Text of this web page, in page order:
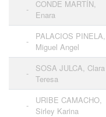
-
CONDE MARTÍN,
Enara
-
PALACIOS PINELA,
Miguel Angel
-
SOSA JULCA, Clara
Teresa
-
URIBE CAMACHO,
Sirley Karina